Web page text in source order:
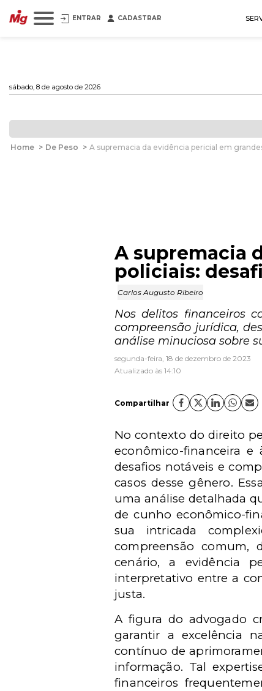
ENTRAR CADASTRAR
sábado, 8 de agosto de 2026
Home > De Peso > A supremacia da evidência pericial em
A supremacia
policiais:
Carlos Augusto Ribeiro
Nos delitos financeiros
compreensão jurídica,
análise minuciosa sobre
segunda-feira, 18 de dezembro de 2023
Atualizado às 14:10
Compartilhar
No contexto do direito
econômico-financeira e
desafios notáveis e
casos desse gênero.
uma análise detalhada
de cunho econômico-
sua intricada
compreensão comum,
cenário, a evidência
interpretativo entre a
justa.
A figura do advogado
garantir a excelência
contínuo de
informação. Tal
financeiros